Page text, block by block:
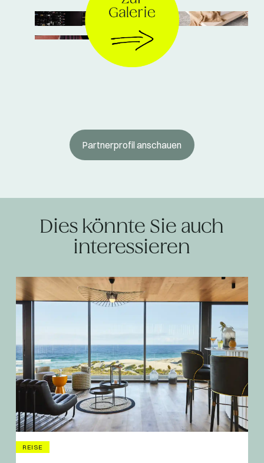
© OBJECT CARPET
Partnerprofil anschauen
Dies könnte Sie auch
interessieren
REISE